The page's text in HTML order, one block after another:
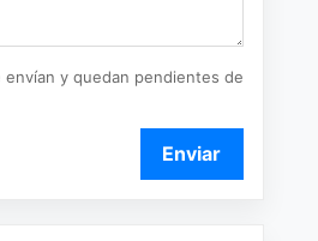
envían y quedan pendientes de
Enviar